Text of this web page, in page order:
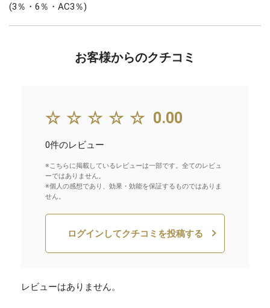
(3％・6％・AC3％)
お客様からのクチコミ
☆☆☆☆☆ 0.00
0件のレビュー
※こちらに掲載しているレビューは一部です。全てのレビュ
ーではありません。
※個人の感想であり、効果・効能を保証するものではありま
せん。
ログインしてクチコミを投稿する
レビューはありません。